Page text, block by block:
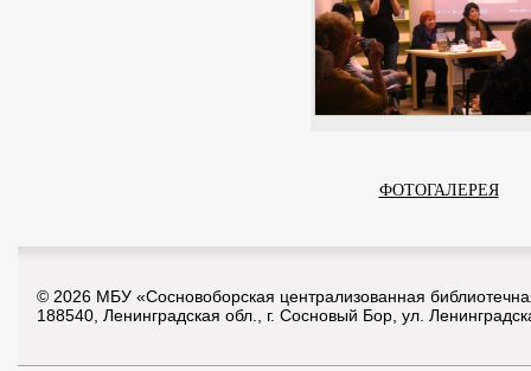
ФОТОГАЛЕРЕЯ
© 2026 МБУ «Сосновоборская централизованная
188540, Ленинградская обл., г. Сосновый Бор, ул.